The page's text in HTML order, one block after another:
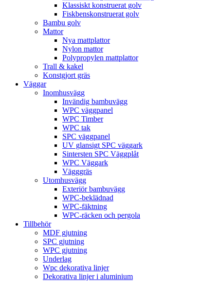
Klassiskt konstruerat golv
Fiskbenskonstruerat golv
Bambu golv
Mattor
Nya mattplattor
Nylon mattor
Polypropylen mattplattor
Trall & kakel
Konstgjort gräs
Väggar
Inomhusvägg
Invändig bambuvägg
WPC väggpanel
WPC Timber
WPC tak
SPC väggpanel
UV glansigt SPC väggark
Sintersten SPC Väggplåt
WPC Väggark
Vägggräs
Utomhusvägg
Exteriör bambuvägg
WPC-beklädnad
WPC-fäktning
WPC-räcken och pergola
Tillbehör
MDF gjutning
SPC gjutning
WPC gjutning
Underlag
Wpc dekorativa linjer
Dekorativa linjer i aluminium